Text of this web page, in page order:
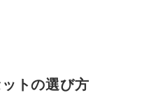
トの選び方